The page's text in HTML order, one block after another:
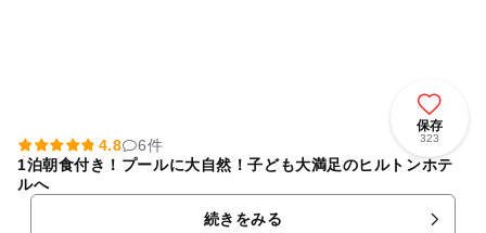
保存
323
4.8
6件
1泊朝食付き！プールに大自然！子ども大満足のヒルトンホテ
ルへ
続きをみる